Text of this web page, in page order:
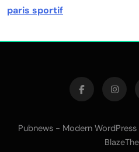
paris sportif
Pubnews - Modern